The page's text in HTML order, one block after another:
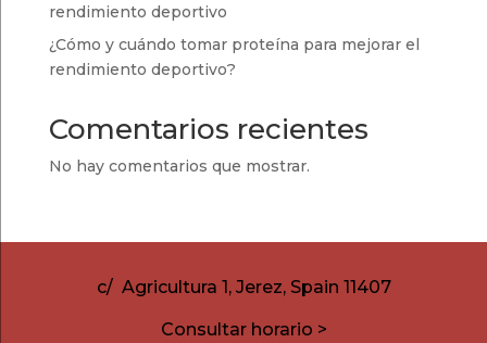
rendimiento deportivo
¿Cómo y cuándo tomar proteína para mejorar el
rendimiento deportivo?
Comentarios recientes
No hay comentarios que mostrar.
c/ Agricultura 1, Jerez, Spain 11407
Consultar horario >